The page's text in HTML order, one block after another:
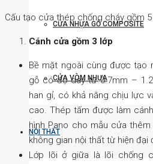
CỬA NHỰA GỖ COMPOSITE
CỬA VÒM NHỰA
NỘI THẤT
Cấu tạo cửa thép chống cháy gồm
Cánh cửa gồm 3 lớp
Bề mặt ngoài cùng được tạo
gỗ có độ dày từ 0.7mm –
han gỉ, có khả năng chịu lực
cao. Thép tấm được làm
hình Pano cho mẫu cửa
không gian nội thất từ hiện đại
Lớp lõi ở giữa là lõi chống